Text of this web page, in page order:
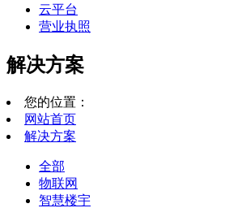
云平台
营业执照
解决方案
您的位置：
网站首页
解决方案
全部
物联网
智慧楼宇